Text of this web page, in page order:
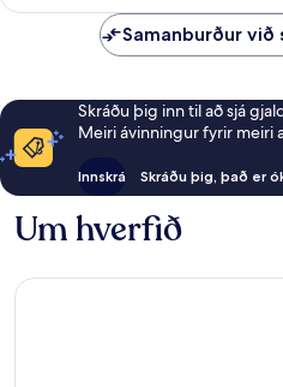
Samanburður
Skráðu þig inn til að sjá
Meiri ávinningur fyrir meiri
Innskrá Skráðu þig, það er
Um hverfið